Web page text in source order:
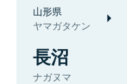
山形県
ヤマガタケン
長沼
ナガヌマ